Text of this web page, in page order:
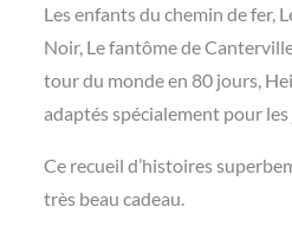
Les enfants du chemin de fer,
Noir, Le fantôme de
tour du monde en 80 jours,
adaptés spécialement pour
Ce recueil d’histoires
très beau cadeau.